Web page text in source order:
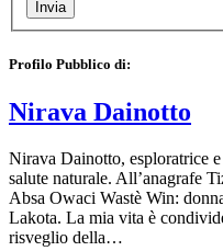
Profilo Pubblico di:
Nirava Dainotto
Nirava Dainotto, esploratrice
salute naturale. All’anagrafe
Absa Owaci Wastè Win:
Lakota. La mia vita è
risveglio della…